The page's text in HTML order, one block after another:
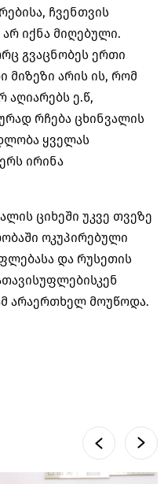
ჩვენთვის
იქნა მიღებული.
გვაცნობეს ერთი
მიზეზი არის ის, რომ
აღიარებს ე.წ,
რჩება ცხინვალის
ყველას
ირინა
ციხეში უკვე თვეზე
ოკუპირებული
და რუსეთის
არაერთხელ მოუწოდა.